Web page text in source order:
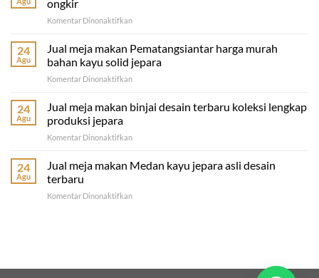
Tinggi
murah
gratis
ongkir
ongkir
Komentar Dinonaktifkanpada
meja
makan
Tanjungbalai
harga
gratis
ongkir
24
Agu
Jual meja makan Pematangsiantar harga murah
bahan kayu solid jepara
Komentar Dinonaktifkanpada
meja
makan
harga
bahan
jepara
24
Agu
Jual meja makan binjai desain terbaru koleksi lengkap
produksi jepara
Komentar Dinonaktifkanpada
meja
makan
desain
24
Agu
Jual meja makan Medan kayu jepara asli desain
terbaru
Komentar Dinonaktifkanpada
jepara